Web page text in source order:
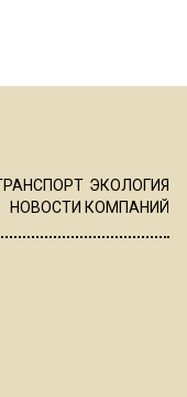
ЭКОЛОГИЯ
НОВОСТИ КОМПАНИЙ